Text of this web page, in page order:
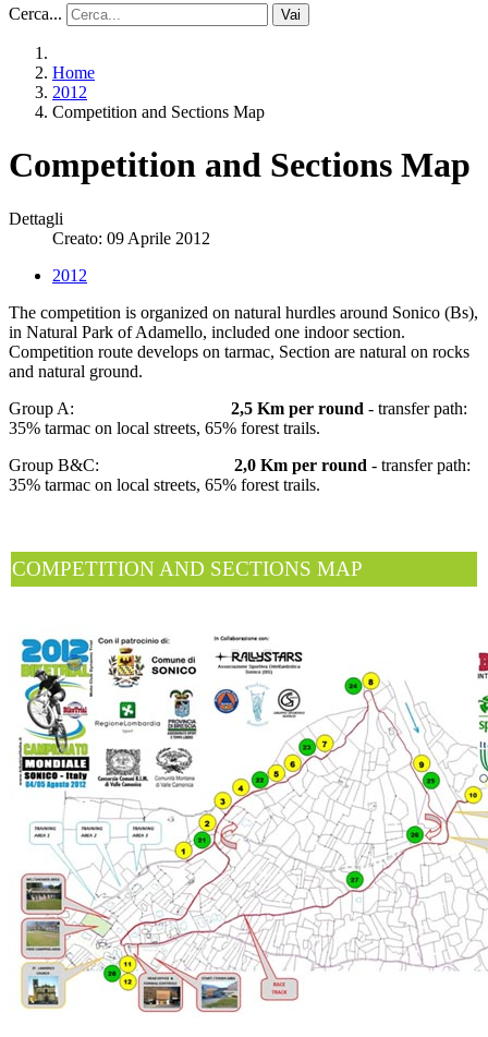
Cerca... Vai
Home
2012
Competition and Sections Map
Competition and Sections Map
Dettagli
Creato: 09 Aprile 2012
2012
The competition is organized on natural hurdles around Sonico (Bs),
in Natural Park of Adamello, included one indoor section.
Competition route develops on tarmac, Section are natural on rocks
and natural ground.
Group A: 2,5 Km per round - transfer path:
35% tarmac on local streets, 65% forest trails.
Group B&C: 2,0 Km per round - transfer path:
35% tarmac on local streets, 65% forest trails.
COMPETITION AND SECTIONS MAP